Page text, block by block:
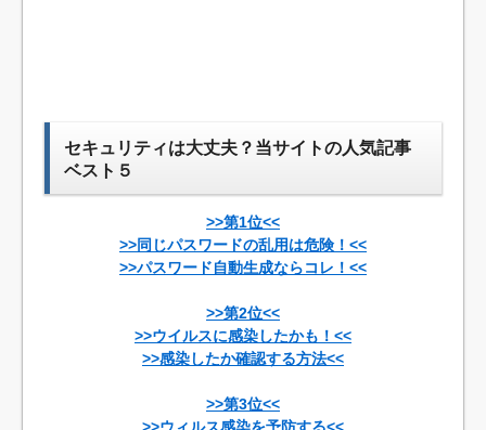
セキュリティは大丈夫？当サイトの人気記事
ベスト５
>>第1位<<
>>同じパスワードの乱用は危険！<<
>>パスワード自動生成ならコレ！<<
>>第2位<<
>>ウイルスに感染したかも！<<
>>感染したか確認する方法<<
>>第3位<<